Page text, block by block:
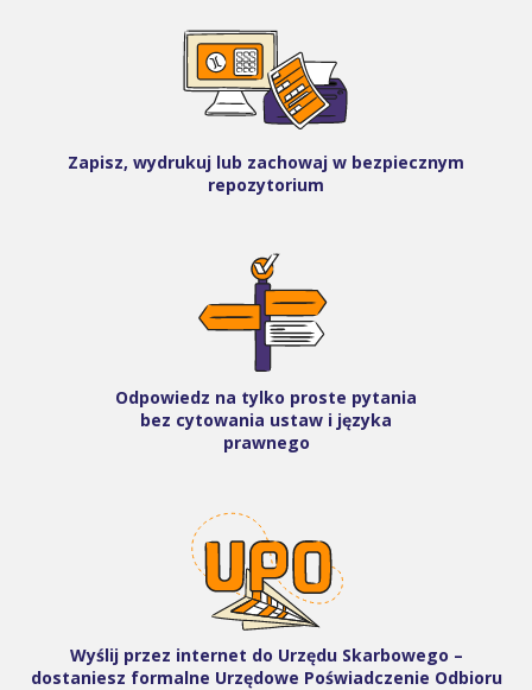
Zapisz, wydrukuj lub zachowaj w bezpiecznym
repozytorium
Odpowiedz na tylko proste pytania
bez cytowania ustaw i języka
prawnego
Wyślij przez internet do Urzędu Skarbowego –
dostaniesz formalne Urzędowe Poświadczenie Odbioru